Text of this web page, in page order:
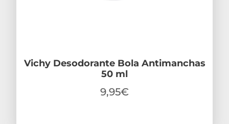
Vichy Desodorante Bola Antimanchas
50 ml
9,95€